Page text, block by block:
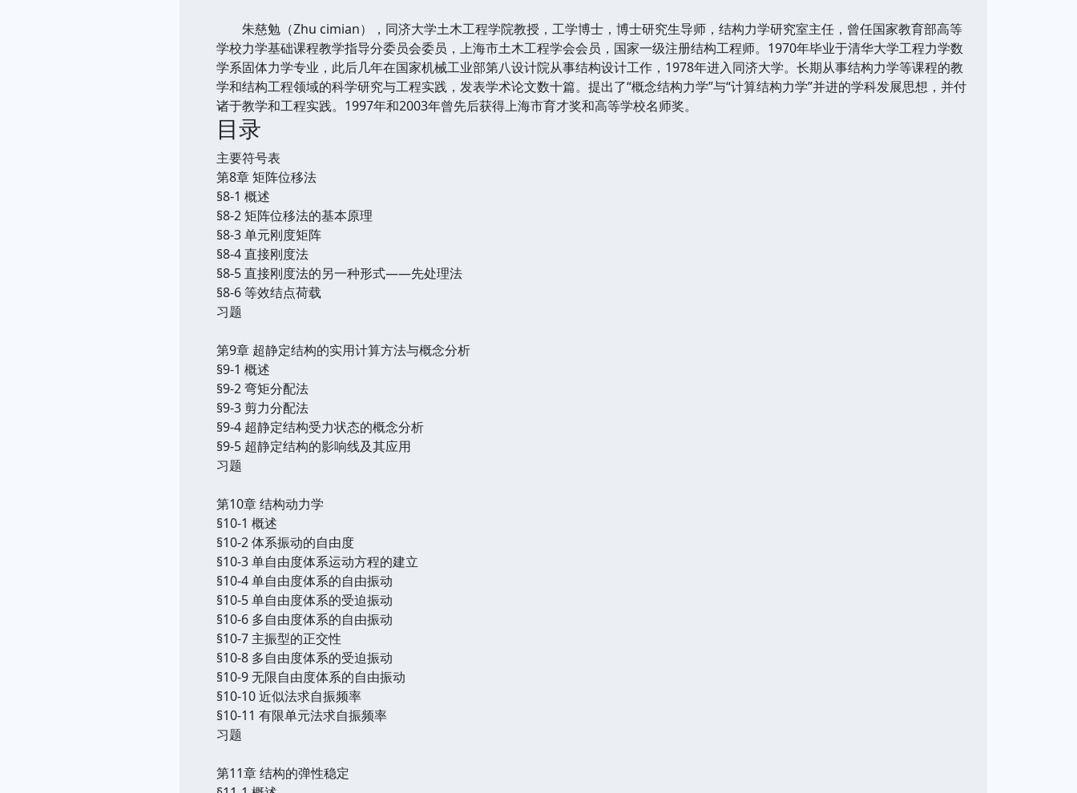
朱慈勉（Zhu cimian），同济大学土木工程学院教授，工学博士，博士研究生导师，结构力学研究室主任，曾任国家教育部高等
学校力学基础课程教学指导分委员会委员，上海市土木工程学会会员，国家一级注册结构工程师。1970年毕业于清华大学工程力学数
学系固体力学专业，此后几年在国家机械工业部第八设计院从事结构设计工作，1978年进入同济大学。长期从事结构力学等课程的教
学和结构工程领域的科学研究与工程实践，发表学术论文数十篇。提出了“概念结构力学”与“计算结构力学”并进的学科发展思想，并付
诸于教学和工程实践。1997年和2003年曾先后获得上海市育才奖和高等学校名师奖。
目录
主要符号表
第8章 矩阵位移法
§8-1 概述
§8-2 矩阵位移法的基本原理
§8-3 单元刚度矩阵
§8-4 直接刚度法
§8-5 直接刚度法的另一种形式——先处理法
§8-6 等效结点荷载
习题
第9章 超静定结构的实用计算方法与概念分析
§9-1 概述
§9-2 弯矩分配法
§9-3 剪力分配法
§9-4 超静定结构受力状态的概念分析
§9-5 超静定结构的影响线及其应用
习题
第10章 结构动力学
§10-1 概述
§10-2 体系振动的自由度
§10-3 单自由度体系运动方程的建立
§10-4 单自由度体系的自由振动
§10-5 单自由度体系的受迫振动
§10-6 多自由度体系的自由振动
§10-7 主振型的正交性
§10-8 多自由度体系的受迫振动
§10-9 无限自由度体系的自由振动
§10-10 近似法求自振频率
§10-11 有限单元法求自振频率
习题
第11章 结构的弹性稳定